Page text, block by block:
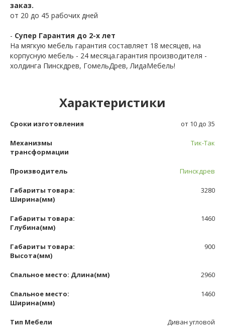
заказ.
от 20 до 45 рабочих дней
- Супер Гарантия до 2-х лет
На мягкую мебель гарантия составляет 18 месяцев, на
корпусную мебель - 24 месяца.гарантия производителя -
холдинга Пинскдрев, ГомельДрев, ЛидаМебель!
Характеристики
Сроки изготовления от 10 до 35
Механизмы
трансформации
Тик-Так
Производитель Пинскдрев
Габариты товара:
Ширина(мм)
3280
Габариты товара:
Глубина(мм)
1460
Габариты товара:
Высота(мм)
900
Спальное место: Длина(мм) 2960
Спальное место:
Ширина(мм)
1460
Тип Мебели Диван угловой